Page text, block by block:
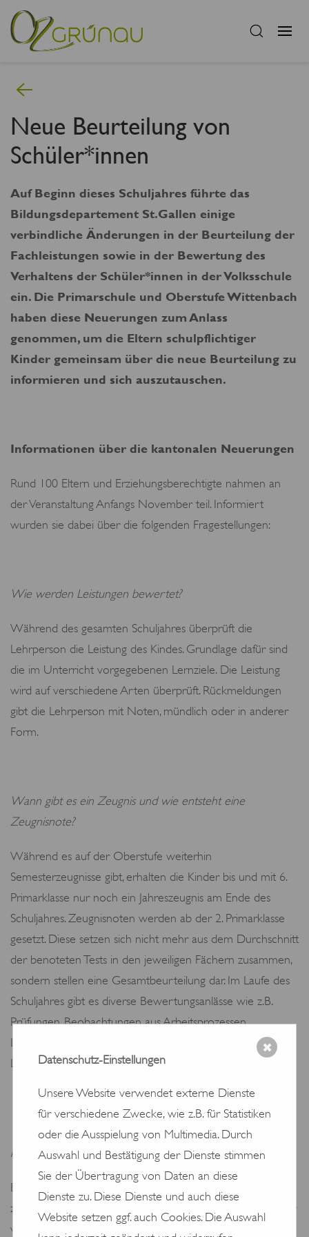
Neue Beurteilung von
Schüler*innen
Auf Beginn dieses Schuljahres führte das
Bildungsdepartement St.Gallen einige
verbindliche Änderungen in der Beurteilung der
Fachleistungen sowie in der Bewertung des
Verhaltens der Schüler*innen in der Volksschule
ein. Die Primarschule und Oberstufe Wittenbach
haben diese Neuerungen zum Anlass
genommen, um die Eltern schulpflichtiger
Kinder gemeinsam über die neue Beurteilung zu
informieren und sich auszutauschen.
Informationen über die kantonalen Neuerungen
Rund 100 Eltern und Erziehungsberechtigte nahmen an
der Veranstaltung Anfangs November teil. Informiert
wurden sie dabei über die folgenden Fragestellungen:
Wie werden Leistungen bewertet?
Während des gesamten Schuljahres überprüft die
Lehrperson die Leistung des Kindes. Grundlage dafür sind
die im Unterricht vorgegebenen Lernziele. Die Leistung
wird auf verschiedene Arten überprüft. Rückmeldungen
gibt die Lehrperson mit Noten, mündlich oder in anderer
Form.
Wann gibt es ein Zeugnis und wie entsteht eine
Zeugnisnote?
Während es auf der Oberstufe weiterhin
Semesterzeugnisse gibt, erhalten die Kinder bis und mit 6.
Primarklasse nur noch ein Jahreszeugnis am Ende des
Schuljahres. Zeugnisnoten werden ab der 2. Primarklasse
gesetzt. Diese setzen sich nicht mehr aus dem Durchschnitt
der benoteten Tests in den jeweiligen Fächern zusammen,
sondern stellen eine Gesamtbeurteilung dar. Im Laufe des
Schuljahres gibt es diverse Bewertungsanlässe wie z.B.
Prüfungen, Beobachtungen aus Arbeitsprozessen,
Lernsituationen oder Präsentationen, welche die
Lehrperson für die Erstellung der Zeugnisnote nutzt.
Was braucht es, dass ein Kind in die nächste Klasse
kommt?
Bei Entscheidungen in Bezug auf die Schullaufbahn – wie
zum Beispiel der Übertritt in die nächsthöhere Klasse oder
von der Primarschule in die Oberstufe – nimmt die
Datenschutz-Einstellungen
Unsere Website verwendet externe Dienste
für verschiedene Zwecke, wie z.B. für Statistiken
oder die Ausspielung von Multimedia. Durch
Auswahl und Bestätigung der Dienste stimmen
Sie der Übertragung von Daten an diese
Dienste zu. Diese Dienste und auch diese
Website setzen ggf. auch Cookies. Die Auswahl
✖